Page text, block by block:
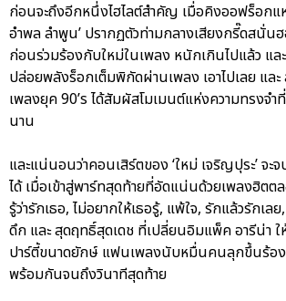
ก่อนจะถึงอีกหนึ่งไฮไลต์สำคัญ เมื่อคิงออฟร็อกแ
อำพล ลำพูน’ ปรากฏตัวท่ามกลางเสียงกรี๊ดสนั่น
ก่อนร่วมร้องกับใหม่ในเพลง หนักเกินไปแล้ว แล
ปล่อยพลังร็อกเต็มพิกัดผ่านเพลง เอาไปเลย แล
เพลงยุค 90’s ได้สัมผัสโมเมนต์แห่งความทรงจ
นาน
และแน่นอนว่าคอนเสิร์ตของ ‘ใหม่ เจริญปุระ’ จะ
ได้ เมื่อเข้าสู่พาร์ทสุดท้ายที่อัดแน่นด้วยเพลงฮิตต
รู้ว่ารักเธอ, ไม่อยากให้เธอรู้, แพ้ใจ, รักแล้วรักเล
ดึก และ สุดฤทธิ์สุดเดช ที่เปลี่ยนอิมแพ็ค อารีน่า
ปาร์ตี้ขนาดยักษ์ แฟนเพลงนับหมื่นคนลุกขึ้นร้อง
พร้อมกันจนถึงวินาทีสุดท้าย